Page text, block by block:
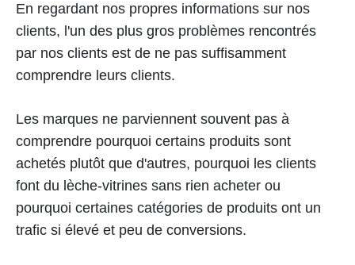
En regardant nos propres informations sur nos
clients, l'un des plus gros problèmes rencontrés
par nos clients est de ne pas suffisamment
comprendre leurs clients.
Les marques ne parviennent souvent pas à
comprendre pourquoi certains produits sont
achetés plutôt que d'autres, pourquoi les clients
font du lèche-vitrines sans rien acheter ou
pourquoi certaines catégories de produits ont un
trafic si élevé et peu de conversions.